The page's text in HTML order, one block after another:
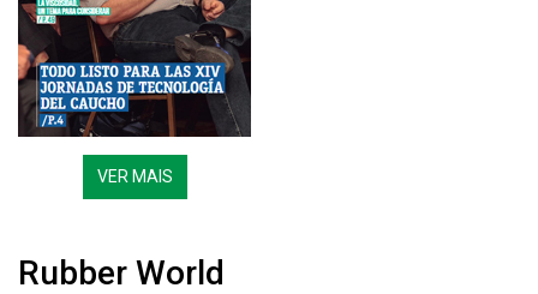
VER MAIS
Rubber World